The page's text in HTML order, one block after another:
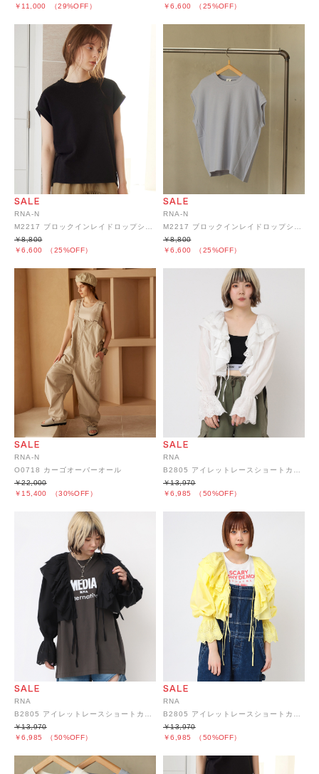
￥11,000 （29%OFF） ￥6,600 （25%OFF）
RNA-N
￥6,600 （25%OFF）
￥8,800
RNA-N
￥6,600 （25%OFF）
￥8,800
RNA-N
O0718 カーゴオーバーオール
￥15,400 （30%OFF）
￥22,000
RNA
B2805 アイレットレースショートカーディガン
￥6,985 （50%OFF）
￥13,970
RNA
￥6,985 （50%OFF）
￥13,970
RNA
￥6,985 （50%OFF）
￥13,970